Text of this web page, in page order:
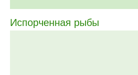
Испорченная рыбы